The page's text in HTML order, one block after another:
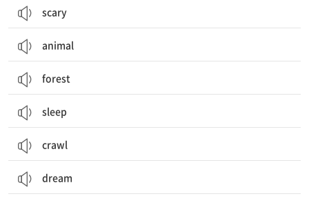
scary
animal
forest
sleep
crawl
dream